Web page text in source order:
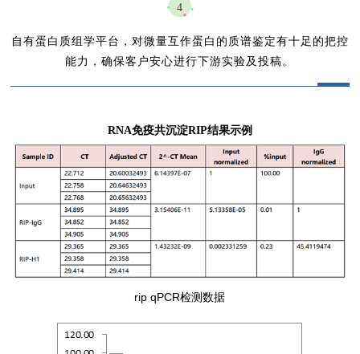
4
自有蛋白质组学平台，对微量互作蛋白的质谱鉴定有十足的把控
能力，确保客户安心进行下游实验及投稿 。
RNA免疫共沉淀RIP结果示例
rip qPCR检测数据